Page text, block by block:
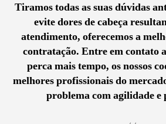
Tiramos todas as suas dúvidas
evite dores de cabeça
atendimento, oferecemos a
contratação. Entre em contato
perca mais tempo, os nossos
melhores profissionais do
problema com agilidade e